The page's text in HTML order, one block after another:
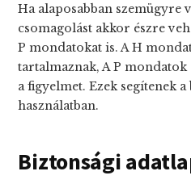
Ha alaposabban szemügyre
csomagolást akkor észre
P mondatokat is. A H
tartalmaznak, A P
a figyelmet. Ezek segítenek a
használatban.
Biztonsági